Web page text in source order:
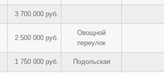
3 700 000 руб.
2 500 000 руб.
Овощной
переулок
1 750 000 руб. Подольская